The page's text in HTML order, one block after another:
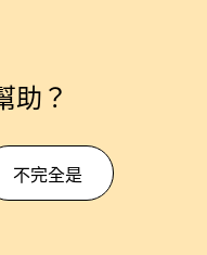
助？
不完全是